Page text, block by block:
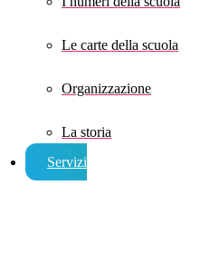
Le carte della scuola
Organizzazione
La storia
Servizi